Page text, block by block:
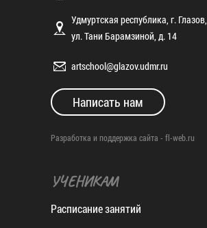
Удмуртская республика, г. Глазов,
ул. Тани Барамзиной, д. 14
artschool@glazov.udmr.ru
Написать нам
Разработка и поддержка сайта - fl-web.ru
УЧЕНИКАМ
Расписание занятий